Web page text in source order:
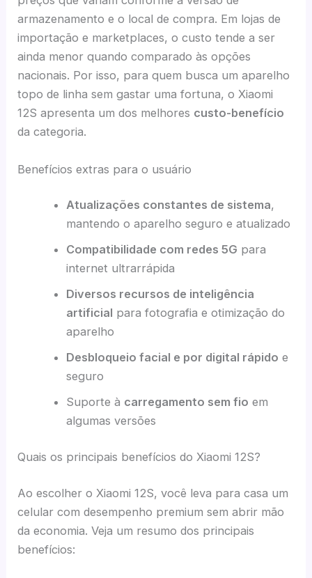
armazenamento e o local de compra. Em lojas de
importação e marketplaces, o custo tende a ser
ainda menor quando comparado às opções
nacionais. Por isso, para quem busca um aparelho
topo de linha sem gastar uma fortuna, o Xiaomi
12S apresenta um dos melhores custo-benefício
da categoria.
Benefícios extras para o usuário
Atualizações constantes de sistema,
mantendo o aparelho seguro e atualizado
Compatibilidade com redes 5G para
internet ultrarrápida
Diversos recursos de inteligência
artificial para fotografia e otimização do
aparelho
Desbloqueio facial e por digital rápido e
seguro
Suporte à carregamento sem fio em
algumas versões
Quais os principais benefícios do Xiaomi 12S?
Ao escolher o Xiaomi 12S, você leva para casa um
celular com desempenho premium sem abrir mão
da economia. Veja um resumo dos principais
benefícios: